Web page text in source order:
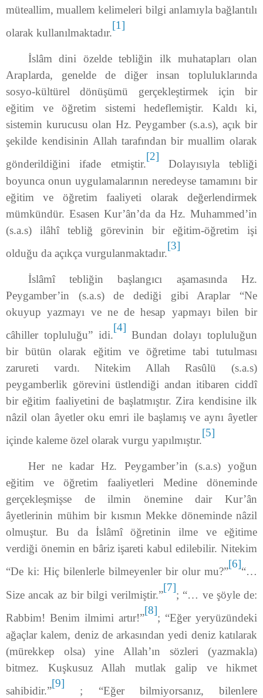
müteallim, muallem kelimeleri bilgi anla­mıyla bağlantılı
olarak kullanılmaktadır.
[1]
İslâm dini özelde tebliğin ilk muhatapları olan
Araplarda, genelde de diğer insan topluluklarında
sosyo-kültürel dönüşümü gerçekleştirmek için bir
eğitim ve öğretim sistemi hedeflemiştir. Kaldı ki,
sistemin kurucusu olan Hz. Peygamber (s.a.s), açık bir
şekilde kendisinin Allah tarafından bir muallim olarak
gönderildiğini ifade etmiştir.
[2]
Dolayısıyla tebliği
boyunca onun uygulamalarının neredeyse tamamını bir
eğitim ve öğretim faaliyeti olarak değerlendirmek
mümkündür. Esasen Kur’ân’da da Hz. Muhammed’in
(s.a.s) ilâhî tebliğ görevinin bir eğitim-öğretim işi
olduğu da açıkça vurgulanmaktadır.
[3]
İslâmî tebliğin başlangıcı aşamasında Hz.
Peygamber’in (s.a.s) de dediği gibi Araplar “Ne
okuyup yazmayı ve ne de hesap yapmayı bilen bir
câhiller topluluğu” idi.
[4]
Bundan dolayı topluluğun
bir bütün olarak eğitim ve öğretime tabi tutulması
zarureti vardı. Nitekim Allah Rasûlü (s.a.s)
peygamberlik görevini üstlendiği andan itibaren ciddî
bir eğitim faaliyetini de başlatmıştır. Zira kendisine ilk
nâzil olan âyetler oku emri ile başlamış ve aynı âyetler
içinde kaleme özel olarak vurgu yapılmıştır.
[5]
Her ne kadar Hz. Peygamber’in (s.a.s) yoğun
eğitim ve öğretim faaliyetleri Medine döneminde
gerçekleşmişse de ilmin önemine dair Kur’ân
âyetlerinin mühim bir kısmın Mekke döneminde nâzil
olmuştur. Bu da İslâmî öğretinin ilme ve eğitime
verdiği önemin en bâriz işareti kabul edilebilir. Nitekim
“De ki: Hiç bilenlerle bilmeyenler bir olur mu?”
[6]
“…
Size ancak az bir bilgi verilmiştir.”
[7]
; “… ve şöyle de:
Rabbim! Benim ilmimi artır!”
[8]
; “Eğer yeryüzündeki
ağaçlar kalem, deniz de arkasından yedi deniz katılarak
(mürekkep olsa) yine Allah’ın sözleri (yazmakla)
bitmez. Kuşkusuz Allah mutlak galip ve hikmet
sahibidir.”
[9]
; “Eğer bilmiyorsanız, bilenlere